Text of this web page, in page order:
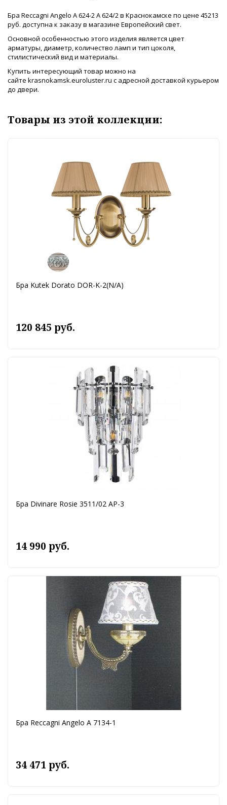
Бра Reccagni Angelo A 624-2 A 624/2 в Краснокамске по цене 45213
руб. доступна к заказу в магазине Европейский свет.
Основной особенностью этого изделия является цвет
арматуры, диаметр, количество ламп и тип цоколя,
стилистический вид и материалы.
Купить интересующий товар можно на
сайте krasnokamsk.euroluster.ru с адресной доставкой курьером
до двери.
Товары из этой коллекции:
Бра Kutek Dorato DOR-K-2(N/A)
120 845 руб.
Бра Divinare Rosie 3511/02 AP-3
14 990 руб.
Бра Reccagni Angelo A 7134-1
34 471 руб.